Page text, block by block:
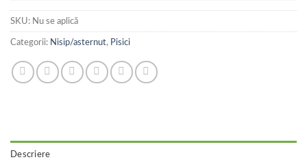
SKU: Nu se aplică
Categorii: Nisip/asternut, Pisici
Descriere